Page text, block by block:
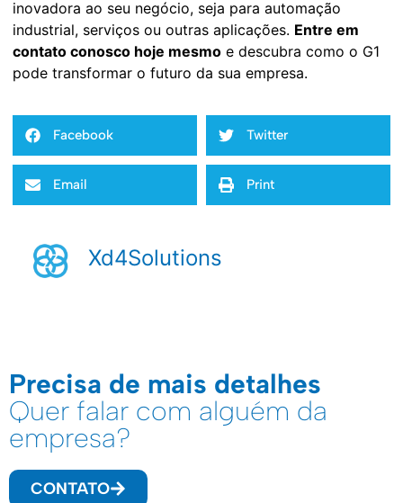
inovadora ao seu negócio, seja para automação
industrial, serviços ou outras aplicações. Entre em
contato conosco hoje mesmo e descubra como o G1
pode transformar o futuro da sua empresa.
Facebook Twitter
Email Print
Xd4Solutions
Precisa de mais detalhes
Quer falar com alguém da
empresa?
CONTATO